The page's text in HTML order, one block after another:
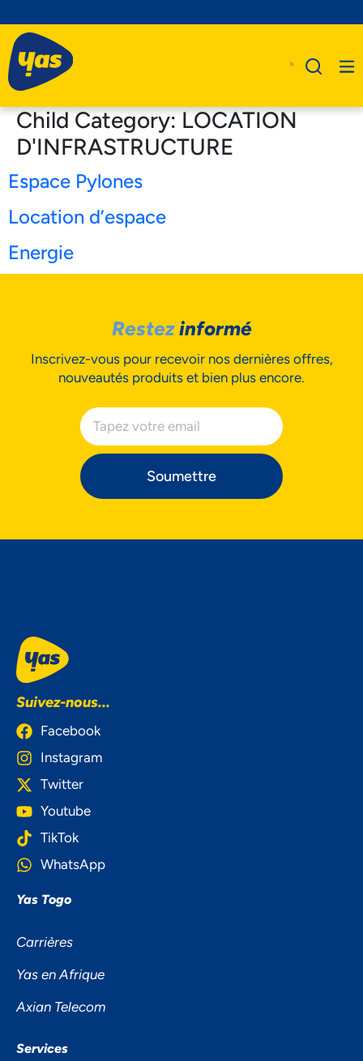
Produits
Assistance
Child Category:LOCATION
D'INFRASTRUCTURE
Espace Pylones
Location d’espace
Energie
Restezinformé
Inscrivez-vous pour recevoir nos dernières offres,
nouveautés produits et bien plus encore.
Soumettre
Suivez-nous...
Facebook
Instagram
Twitter
Youtube
TikTok
WhatsApp
Yas Togo
Carrières
Yas en Afrique
Axian Telecom
Services
NOUS ACCORDONS DE
L'IMPORTANCE À VOTRE VIE